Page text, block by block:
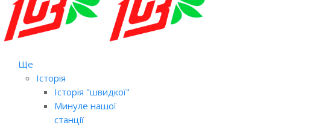
Ще
Історія
Історія "швидкої"
Минуле нашої
станції